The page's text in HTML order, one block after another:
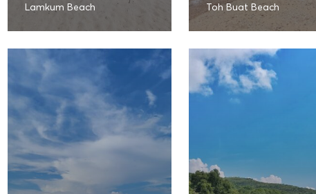
Lamkum Beach Toh Buat Beach